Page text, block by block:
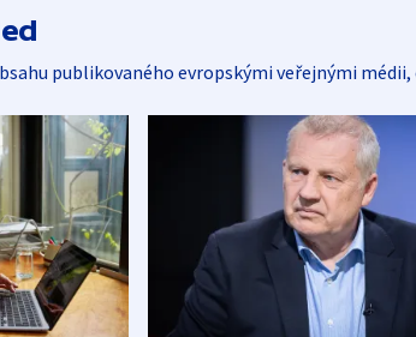
publikovaného evropskými veřejnými médii,